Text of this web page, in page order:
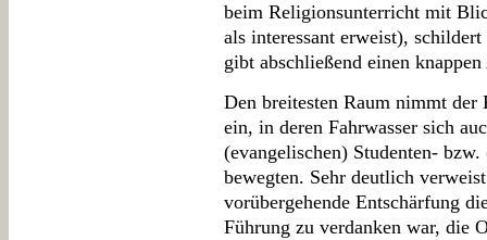
beim Religionsunterricht mit
als interessant erweist),
gibt abschließend einen
Den breitesten Raum nimmt der
ein, in deren Fahrwasser sich
(evangelischen) Studenten-
bewegten. Sehr deutlich
vorübergehende Entschärfung
Führung zu verdanken war, die